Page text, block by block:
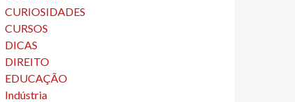
CURIOSIDADES
CURSOS
DICAS
DIREITO
EDUCAÇÃO
Indústria